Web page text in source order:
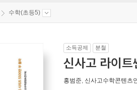
수학(초등5)
소득공제 분철
신사고 라이
홍범준, 신사고수학콘텐츠